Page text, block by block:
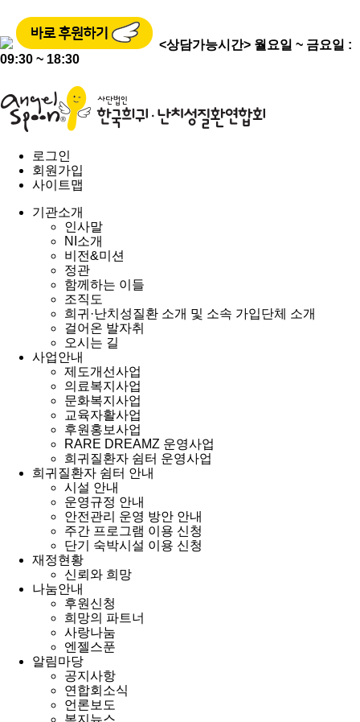
<상담가능시간> 월요일 ~ 금요일 :
09:30 ~ 18:30
로그인
회원가입
사이트맵
기관소개
인사말
NI소개
비전&미션
정관
함께하는 이들
조직도
희귀·난치성질환 소개 및 소속 가입단체 소개
걸어온 발자취
오시는 길
사업안내
제도개선사업
의료복지사업
문화복지사업
교육자활사업
후원홍보사업
RARE DREAMZ 운영사업
희귀질환자 쉼터 운영사업
희귀질환자 쉼터 안내
시설 안내
운영규정 안내
안전관리 운영 방안 안내
주간 프로그램 이용 신청
단기 숙박시설 이용 신청
재정현황
신뢰와 희망
나눔안내
후원신청
희망의 파트너
사랑나눔
엔젤스푼
알림마당
공지사항
연합회소식
언론보도
복지뉴스